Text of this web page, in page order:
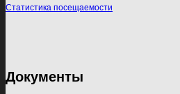
Статистика посещаемости
Документы